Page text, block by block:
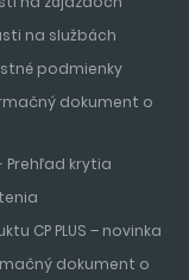
na službách
podmienky
dokument o
krytia
CP PLUS – novinka
dokument o